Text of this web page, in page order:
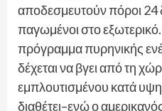
αποδεσμευτούν πόροι 24
παγωμένοι στο
πρόγραμμα πυρηνικής
δέχεται να βγει από τη
εμπλουτισμένου κατά
διαθέτει–ενώ ο